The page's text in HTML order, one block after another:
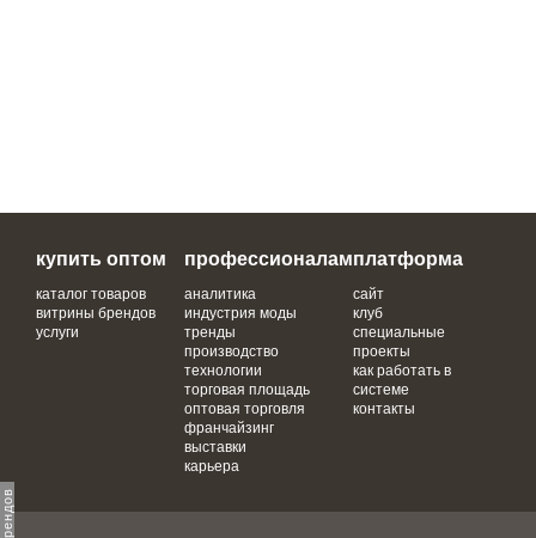
купить оптом
каталог товаров
витрины брендов
услуги
профессионалам
аналитика
индустрия моды
тренды
производство
технологии
торговая площадь
оптовая торговля
франчайзинг
выставки
карьера
платформа
сайт
клуб
специальные
проекты
как работать в
системе
контакты